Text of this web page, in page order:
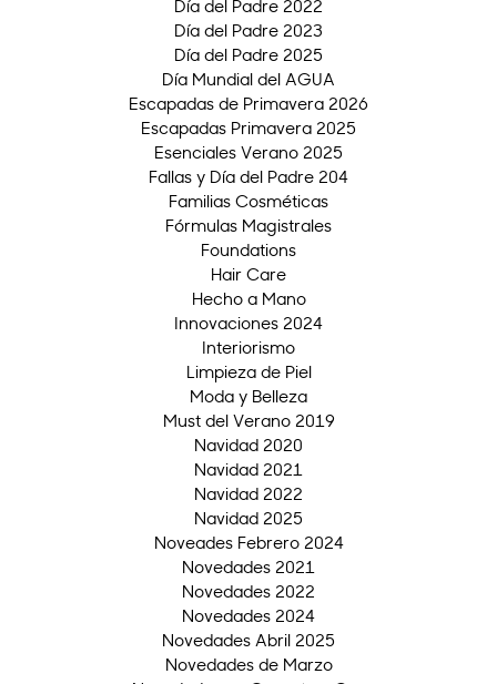
Día del Padre 2022
Día del Padre 2023
Día del Padre 2025
Día Mundial del AGUA
Escapadas de Primavera 2026
Escapadas Primavera 2025
Esenciales Verano 2025
Fallas y Día del Padre 204
Familias Cosméticas
Fórmulas Magistrales
Foundations
Hair Care
Hecho a Mano
Innovaciones 2024
Interiorismo
Limpieza de Piel
Moda y Belleza
Must del Verano 2019
Navidad 2020
Navidad 2021
Navidad 2022
Navidad 2025
Noveades Febrero 2024
Novedades 2021
Novedades 2022
Novedades 2024
Novedades Abril 2025
Novedades de Marzo